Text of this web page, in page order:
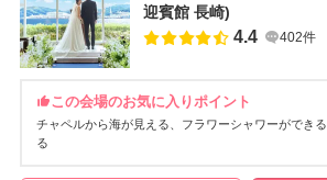
迎賓館 長崎)
4.4 402件
この会場のお気に入りポイント
チャペルから海が見える フラワーシャワーができる
る